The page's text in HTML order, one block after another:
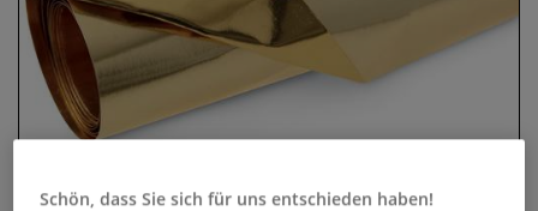
Schön, dass Sie sich für uns entschieden haben!